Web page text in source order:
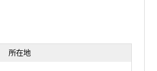
所在地